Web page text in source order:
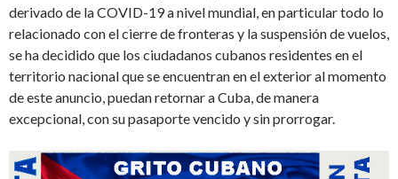
derivado de la COVID-19 a nivel mundial, en particular todo lo
relacionado con el cierre de fronteras y la suspensión de vuelos,
se ha decidido que los ciudadanos cubanos residentes en el
territorio nacional que se encuentran en el exterior al momento
de este anuncio, puedan retornar a Cuba, de manera
excepcional, con su pasaporte vencido y sin prorrogar.